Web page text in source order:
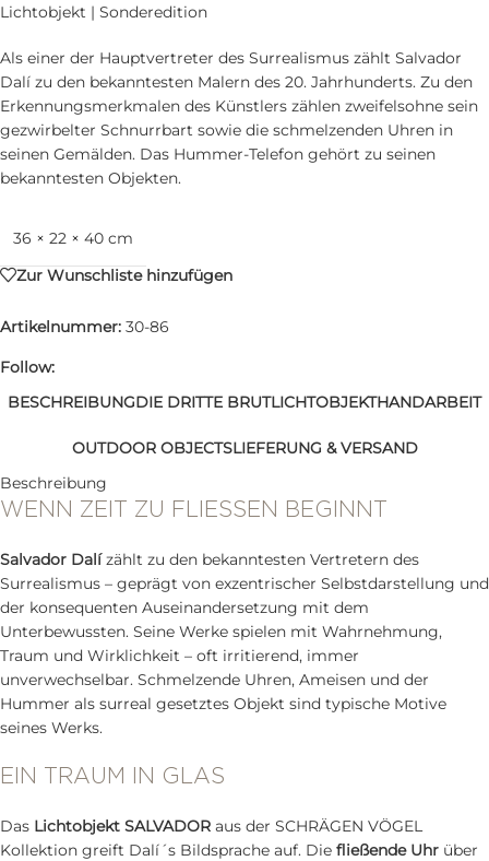
Lichtobjekt | Sonderedition
Als einer der Hauptvertreter des Surrealismus zählt Salvador
Dalí zu den bekanntesten Malern des 20. Jahrhunderts. Zu den
Erkennungsmerkmalen des Künstlers zählen zweifelsohne sein
gezwirbelter Schnurrbart sowie die schmelzenden Uhren in
seinen Gemälden. Das Hummer-Telefon gehört zu seinen
bekanntesten Objekten.
36 × 22 × 40 cm
Zur Wunschliste hinzufügen
Artikelnummer: 30-86
Follow:
BESCHREIBUNGDIE DRITTE BRUTLICHTOBJEKTHANDARBEIT
OUTDOOR OBJECTSLIEFERUNG & VERSAND
Beschreibung
WENN ZEIT ZU FLIESSEN BEGINNT
Salvador Dalízählt zu den bekanntesten Vertretern des
Surrealismus – geprägt von exzentrischer Selbstdarstellung und
der konsequenten Auseinandersetzung mit dem
Unterbewussten. Seine Werke spielen mit Wahrnehmung,
Traum und Wirklichkeit – oft irritierend, immer
unverwechselbar. Schmelzende Uhren, Ameisen und der
Hummer als surreal gesetztes Objekt sind typische Motive
seines Werks.
EIN TRAUM IN GLAS
Das Lichtobjekt SALVADOR aus der SCHRÄGEN VÖGEL
Kollektion greift Dalí´s Bildsprache auf. Die fließende Uhr über